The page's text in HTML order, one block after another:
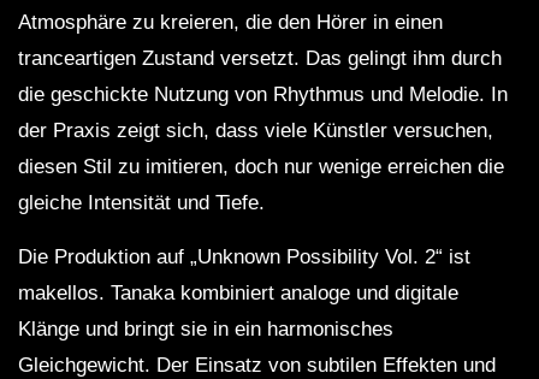
Atmosphäre zu kreieren, die den Hörer in einen
tranceartigen Zustand versetzt. Das gelingt ihm durch
die geschickte Nutzung von Rhythmus und Melodie. In
der Praxis zeigt sich, dass viele Künstler versuchen,
diesen Stil zu imitieren, doch nur wenige erreichen die
gleiche Intensität und Tiefe.
Die Produktion auf „Unknown Possibility Vol. 2“ ist
makellos. Tanaka kombiniert analoge und digitale
Klänge und bringt sie in ein harmonisches
Gleichgewicht. Der Einsatz von subtilen Effekten und